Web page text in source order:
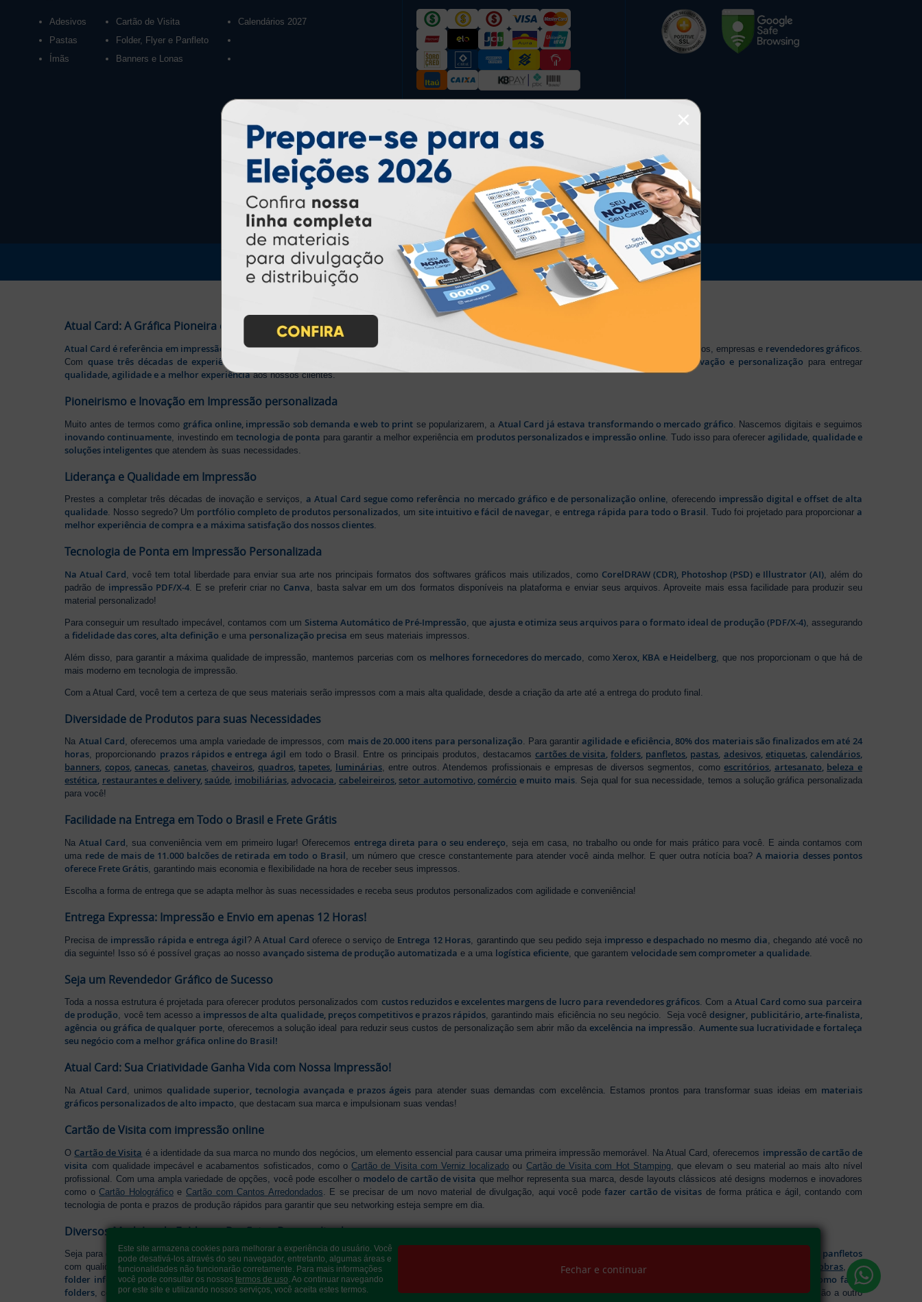
Adesivos
Pastas
Ímãs
Cartão de Visita
Folder, Flyer e Panfleto
Banners e Lonas
Calendários 2027
serviço, conforme legislação pertinente.
PARTICIPE
IMPRA INDUSTRIA GRAFICA LTDA | CNPJ: 28.045.354/0002-52
Atual Card © 2026. Todos os direitos reservados.
Atual Card: A Gráfica Pioneira em Personalização Online
Atual Card é referência em impressão gráfica online no Brasil, oferecendo uma ampla variedade de produtos e soluções para atender profissionais autônomos, empresas e revendedores gráficos.
Comquase três décadas de experiência , investindo continuamente em tecnologia, inovação e personalização para entregar
qualidade, agilidade e a melhor experiênciaaos nossos clientes.
Pioneirismo e Inovação em Impressão personalizada
Muito antes de termos como gráfica online, impressão sob demanda e web to print se popularizarem, a Atual Card já estava transformando o mercado gráfico . Nascemos digitais e seguimos
inovando continuamente , investindo em tecnologia de ponta para garantir a melhor experiência em produtos personalizados e impressão online. Tudo isso para ofereceragilidade, qualidade e
soluções inteligentes que atendem às suas necessidades.
Liderança e Qualidade em Impressão
Prestes a completar três décadas de inovação e serviços,a Atual Card segue como referência no mercado gráfico e de personalização online, oferecendo impressão digital e offset de alta
qualidade. Nosso segredo? Um portfólio completo de produtos personalizados, um site intuitivo e fácil de navegar, e entrega rápida para todo o Brasil. Tudo foi projetado para proporcionar a
melhor experiência de compra e a máxima satisfação dos nossos clientes.
Tecnologia de Ponta em Impressão Personalizada
Na Atual Card, você tem total liberdade para enviar sua arte nos principais formatos dos softwares gráficos mais utilizados, como CorelDRAW (CDR), Photoshop (PSD) e Illustrator (AI), além do
padrão de impressão PDF/X-4. E se preferir criar no Canva, basta salvar em um dos formatos disponíveis na plataforma e enviar seus arquivos. Aproveite mais essa facilidade para produzir seu
material personalizado!
Para conseguir um resultado impecável, contamos com um Sistema Automático de Pré-Impressão, queajusta e otimiza seus arquivos para o formato ideal de produção (PDF/X-4), assegurando
afidelidade das cores, alta definição e uma personalização precisa em seus materiais impressos.
Além disso, para garantir a máxima qualidade de impressão, mantemos parcerias com os melhores fornecedores do mercado , comoXerox, KBA e Heidelberg , que nos proporcionam o que há de
mais moderno em tecnologia de impressão.
Com a Atual Card, você tem a certeza de que seus materiais serão impressos com a mais alta qualidade, desde a criação da arte até a entrega do produto final.
Diversidade de Produtos para suas Necessidades
Na Atual Card, oferecemos uma ampla variedade de impressos, com mais de 20.000 itens para personalização. Para garantiragilidade e eficiência, 80% dos materiais são finalizados em até 24
horas, proporcionando prazos rápidos e entrega ágil em todo o Brasil. Entre os principais produtos, destacamos cartões de visita,folders, panfletos, pastas, adesivos, etiquetas, calendários,
banners, copos,canecas, canetas,chaveiros, quadros,tapetes, luminárias, entre outros. Atendemos profissionais e empresas de diversos segmentos, comoescritórios, artesanato, beleza e
estética, restaurantes e delivery, saúde, imobiliárias,advocacia, cabeleireiros, setor automotivo,comércio e muito mais. Seja qual for sua necessidade, temos a solução gráfica personalizada
para você!
Facilidade na Entrega em Todo o Brasil e Frete Grátis
NaAtual Card, sua conveniência vem em primeiro lugar! Oferecemos entrega direta para o seu endereço, seja em casa, no trabalho ou onde for mais prático para você. E ainda contamos com
uma rede de mais de 11.000 balcões de retirada em todo o Brasil, um número que cresce constantemente para atender você ainda melhor. E quer outra notícia boa?A maioria desses pontos
oferece Frete Grátis, garantindo mais economia e flexibilidade na hora de receber seus impressos.
Escolha a forma de entrega que se adapta melhor às suas necessidades e receba seus produtos personalizados com agilidade e conveniência!
Entrega Expressa: Impressão e Envio em apenas 12 Horas!
Precisa de impressão rápida e entrega ágil? AAtual Card oferece o serviço de Entrega 12 Horas , garantindo que seu pedido seja impresso e despachado no mesmo dia , chegando até você no
dia seguinte! Isso só é possível graças ao nossoavançado sistema de produção automatizada e a uma logística eficiente , que garantemvelocidade sem comprometer a qualidade
Seja um Revendedor Gráfico de Sucesso
Toda a nossa estrutura é projetada para oferecer produtos personalizados com custos reduzidos e excelentes margens de lucro para revendedores gráficos. Com a Atual Card como sua parceira
de produção, você tem acesso a impressos de alta qualidade, preços competitivos e prazos rápidos, garantindo mais eficiência no seu negócio. Seja vocêdesigner, publicitário, arte-finalista,
agência ou gráfica de qualquer porte, oferecemos a solução ideal para reduzir seus custos de personalização sem abrir mão daexcelência na impressão. Aumente sua lucratividade e fortaleça
seu negócio com a melhor gráfica online do Brasil!
Atual Card: Sua Criatividade Ganha Vida com Nossa Impressão!
NaAtual Card, unimosqualidade superior, tecnologia avançada e prazos ágeis para atender suas demandas com excelência. Estamos prontos para transformar suas ideias em materiais
gráficos personalizados de alto impacto, que destacam sua marca e impulsionam suas vendas!
Cartão de Visita com impressão online
O Cartão de Visita é a identidade da sua marca no mundo dos negócios, um elemento essencial para causar uma primeira impressão memorável. Na Atual Card, oferecemos impressão de cartão de
visita com qualidade impecável e acabamentos sofisticados, como oCartão de Visita com Verniz localizado ou Cartão de Visita com Hot Stamping, que elevam o seu material ao mais alto nível
profissional. Com uma ampla variedade de opções, você pode escolher o modelo de cartão de visita que melhor representa sua marca, desde layouts clássicos até designs modernos e inovadores
como oCartão Holográficoe Cartão com Cantos Arredondados . E se precisar de um novo material de divulgação, aqui você podefazer cartão de visitasde forma prática e ágil, contando com
tecnologia de ponta e prazos de produção rápidos para garantir que seu networking esteja sempre em dia.
Diversos Modelos de Folders e Panfletos Personalizados
Seja para divulgar seu negócio, lançar uma promoção ou apresentar sua empresa com credibilidade, os impressão de panfletos
com qualidade excepcional, cortes precisos e acabamentos diferenciados para destacar sua mensagem. Temos o modelo de folderideal para cada necessidade, incluindo folder 2 dobras, um
folder informativoperfeito para organizar seu conteúdo de forma estratégica, ou
como fazer
folders, conte com nossa variedade de formatos e opções para criar um material que realmente se destaca. Produção ágil, entrega rápida e qualidade garantida para levar sua comunicação a outro
Este site armazena cookies para melhorar a experiência do usuário. Você
pode desativá-los através do seu navegador, entretanto, algumas áreas e
funcionalidades não funcionarão corretamente. Para mais informações
você pode consultar os nossos termos de uso . Ao continuar navegando
por este site e utilizando nossos serviços, você aceita estes termos.
Fechar e continuar